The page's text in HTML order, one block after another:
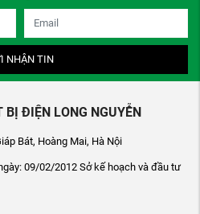
NHẬN TIN
BỊ ĐIỆN LONG NGUYỄN
Bát, Hoàng Mai, Hà Nội
09/02/2012 Sở kế hoạch và đầu tư